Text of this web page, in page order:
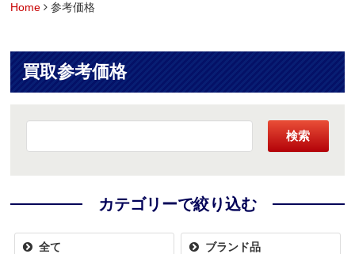
Home 参考価格
買取参考価格
検索
カテゴリーで絞り込む
全て ブランド品